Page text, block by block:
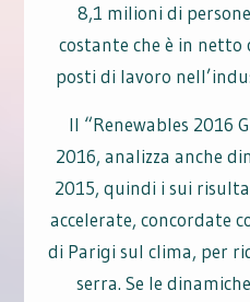
8,1 milioni di
costante che è in
posti di lavoro
Il “Renewables 2016
2016, analizza anche
2015, quindi i sui
accelerate, concordate
di Parigi sul clima, per
serra. Se le